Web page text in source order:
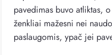
pavedimas buvo atliktas,
ženkliai mažesni nei
paslaugomis, ypač jei